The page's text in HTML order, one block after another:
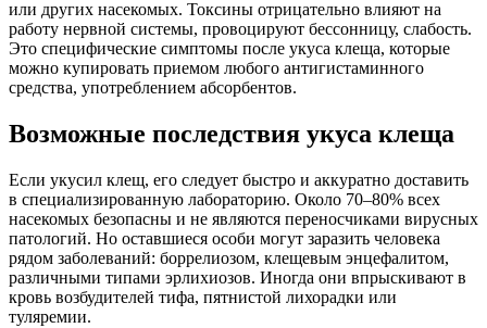
или других насекомых. Токсины отрицательно влияют на
работу нервной системы, провоцируют бессонницу, слабость.
Это специфические симптомы после укуса клеща, которые
можно купировать приемом любого антигистаминного
средства, употреблением абсорбентов.
Возможные последствия укуса клеща
Если укусил клещ, его следует быстро и аккуратно доставить
в специализированную лабораторию. Около 70–80% всех
насекомых безопасны и не являются переносчиками вирусных
патологий. Но оставшиеся особи могут заразить человека
рядом заболеваний: боррелиозом, клещевым энцефалитом,
различными типами эрлихиозов. Иногда они впрыскивают в
кровь возбудителей тифа, пятнистой лихорадки или
туляремии.